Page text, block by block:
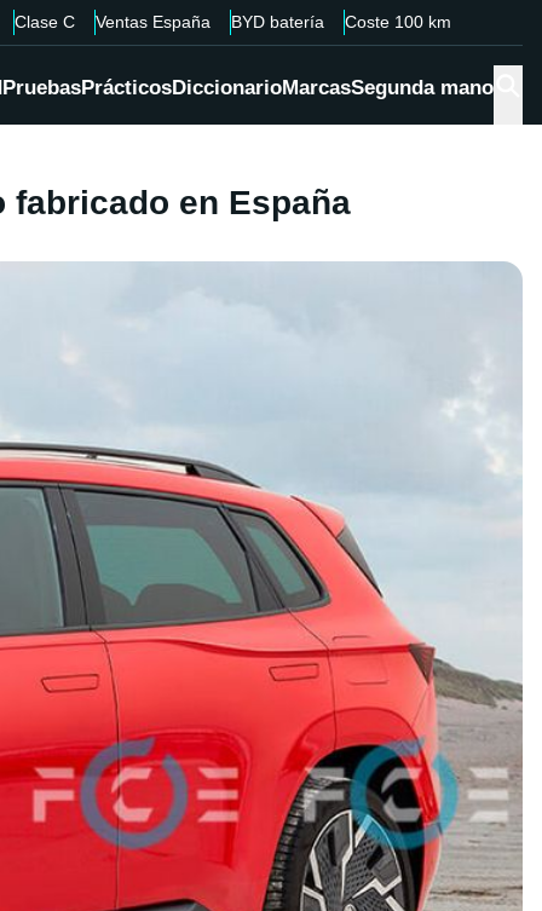
Clase C Ventas España BYD batería Coste 100 km
PruebasPrácticosDiccionarioMarcasSegunda mano
en España